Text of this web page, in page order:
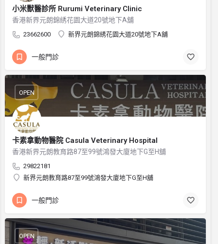
小米獸醫診所 Rurumi Veterinary Clinic
香港新界元朗錦綉花園大道20號地下A舖
23662600 新界元朗錦綉花園大道20號地下A舖
一般門診
卡素拿動物醫院 Casula Veterinary Hospital
香港新界元朗教育路87至99號鴻發大廈地下G至H舖
29822181
新界元朗教育路87至99號鴻發大廈地下G至H舖
OPEN
一般門診
OPEN